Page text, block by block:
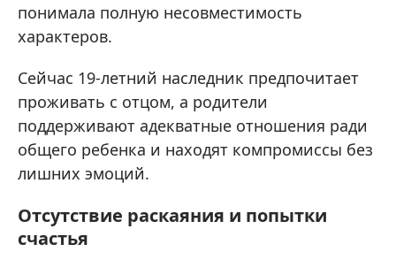
понимала полную несовместимость
характеров.
Сейчас 19-летний наследник предпочитает
проживать с отцом, а родители
поддерживают адекватные отношения ради
общего ребенка и находят компромиссы без
лишних эмоций.
Отсутствие раскаяния и попытки
счастья